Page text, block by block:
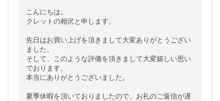
こんにちは。
クレットの相沢と申します。
先日はお買い上げを頂きまして大変ありがとうござい
ました。
そして、このような評価を頂きまして大変嬉しい思い
でおります。
本当にありがとうございました。
夏季休暇を頂いておりましたので、お礼のご返信が遅